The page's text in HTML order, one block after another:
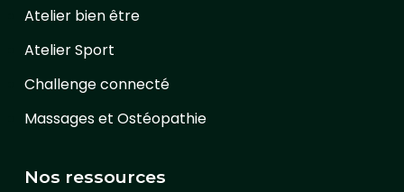
Atelier bien être
Atelier Sport
Challenge connecté
Massages et Ostéopathie
Nos ressources